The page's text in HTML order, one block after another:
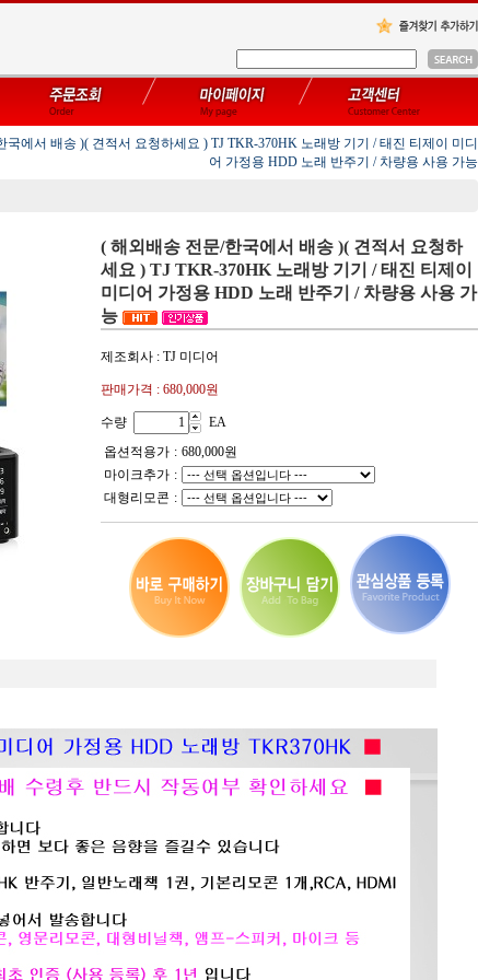
국에서 배송 )( 견적서 요청하세요 ) TJ TKR-370HK 노래방 기기 / 태진 티제이 미디
어 가정용 HDD 노래 반주기 / 차량용 사용 가능
( 해외배송 전문/한국에서 배송 )( 견적서 요청하
세요 ) TJ TKR-370HK 노래방 기기 / 태진 티제이
미디어 가정용 HDD 노래 반주기 / 차량용 사용 가
능
제조회사 : TJ 미디어
판매가격 : 680,000원
수량
EA
옵션적용가 : 680,000원
마이크추가 :
대형리모콘 :